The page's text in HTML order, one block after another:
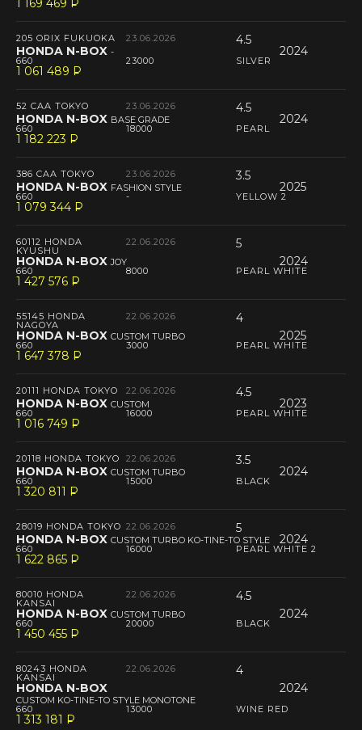
1 169 469 P
--
205 ORIX FUKUOKA 23.06.2026 4.5
HONDA N-BOX - 2024
660 23000 SILVER
1 061 489 P
--
52 CAA TOKYO 23.06.2026 4.5
HONDA N-BOX BASE GRADE 2024
660 18000 PEARL
1 182 223 P
--
386 CAA TOKYO 23.06.2026 3.5
HONDA N-BOX FASHION STYLE 2025
660 - YELLOW 2
1 079 344 P
--
60112 HONDA
KYUSHU
22.06.2026
5
HONDA N-BOXJOY 2024
660 8000 PEARL WHITE
1 427 576 P
--
55145 HONDA
NAGOYA
22.06.2026
4
HONDA N-BOX CUSTOM TURBO 2025
660 3000 PEARL WHITE
1 647 378 P
--
20111 HONDA TOKYO 22.06.2026 4.5
HONDA N-BOX CUSTOM 2023
660 16000 PEARL WHITE
1 016 749 P
--
20118 HONDA TOKYO 22.06.2026 3.5
HONDA N-BOX CUSTOM TURBO 2024
660 15000 BLACK
1 320 811 P
--
28019 HONDA TOKYO 22.06.2026 5
HONDA N-BOX CUSTOM TURBO KO-TINE-TO STYLE 2024
660 16000 PEARL WHITE 2
1 622 865 P
--
80010 HONDA
KANSAI
22.06.2026
4.5
HONDA N-BOX CUSTOM TURBO 2024
660 20000 BLACK
1 450 455 P
--
80243 HONDA
KANSAI
22.06.2026
4
HONDA N-BOX
CUSTOM KO-TINE-TO STYLE MONOTONE
2024
660 13000 WINE RED
1 313 181 P
--